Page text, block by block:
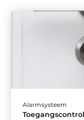
Alarmsysteem